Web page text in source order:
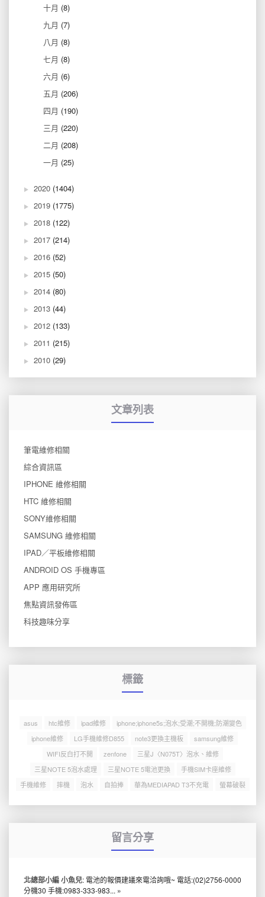
十月 (8)
九月 (7)
八月 (8)
七月 (8)
六月 (6)
五月 (206)
四月 (190)
三月 (220)
二月 (208)
一月 (25)
2020 (1404)
2019 (1775)
2018 (122)
2017 (214)
2016 (52)
2015 (50)
2014 (80)
2013 (44)
2012 (133)
2011 (215)
2010 (29)
文章列表
筆電維修相關
綜合資訊區
IPHONE 維修相關
HTC 維修相關
SONY維修相關
SAMSUNG 維修相關
IPAD／平板維修相關
ANDROID OS 手機專區
APP 應用研究所
焦點資訊發佈區
科技趣味分享
標籤
asus htc維修 ipad維修
iphone;iphone5s;泡水;受潮;不開機;防潮變色
iphone維修
LG手機維修D855 note3更換主機板
samsung維修
WIFI反白打不開
zenfone
三星J〈N075T〉泡水、維修
三星NOTE 5泡水處理
三星NOTE 5電池更換
手機SIM卡座維修
手機維修
摔機 泡水 自拍捧 華為MEDIAPAD T3不充電 螢幕破裂
留言分享
北總部小編 小魚兒: 電池的報價建議來電洽詢哦~ 電話:(02)2756-0000
分機30 手機:0983-333-983... »